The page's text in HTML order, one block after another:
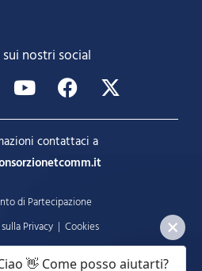
nostri social
contattaci a
di Partecipazione
Privacy| Cookies
👋 Come posso aiutarti?